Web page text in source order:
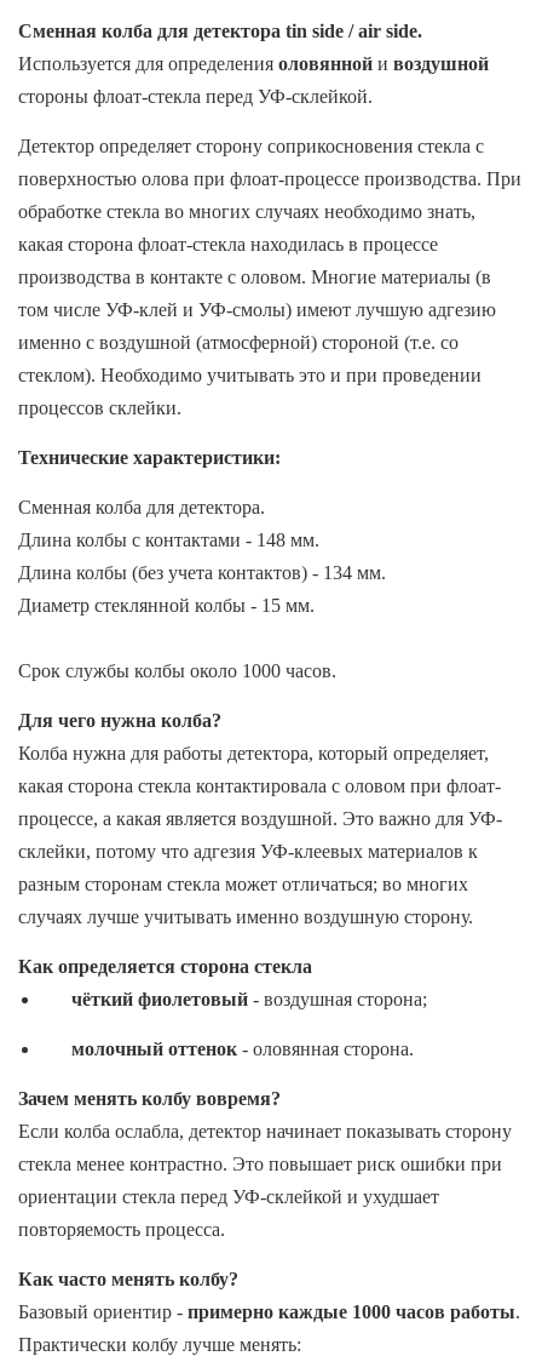
Сменная колба для детектора tin side / air side.
Используется для определения оловянной и воздушной
стороны флоат-стекла перед УФ-склейкой.
Детектор определяет сторону соприкосновения стекла с
поверхностью олова при флоат-процессе производства. При
обработке стекла во многих случаях необходимо знать,
какая сторона флоат-стекла находилась в процессе
производства в контакте с оловом. Многие материалы (в
том числе УФ-клей и УФ-смолы) имеют лучшую адгезию
именно с воздушной (атмосферной) стороной (т.е. со
стеклом). Необходимо учитывать это и при проведении
процессов склейки.
Технические характеристики:
Сменная колба для детектора.
Длина колбы с контактами - 148 мм.
Длина колбы (без учета контактов) - 134 мм.
Диаметр стеклянной колбы - 15 мм.
Срок службы колбы около 1000 часов.
Для чего нужна колба?
Колба нужна для работы детектора, который определяет,
какая сторона стекла контактировала с оловом при флоат-
процессе, а какая является воздушной. Это важно для УФ-
склейки, потому что адгезия УФ-клеевых материалов к
разным сторонам стекла может отличаться; во многих
случаях лучше учитывать именно воздушную сторону.
Как определяется сторона стекла
чёткий фиолетовый- воздушная сторона;
молочный оттенок- оловянная сторона.
Зачем менять колбу вовремя?
Если колба ослабла, детектор начинает показывать сторону
стекла менее контрастно. Это повышает риск ошибки при
ориентации стекла перед УФ-склейкой и ухудшает
повторяемость процесса.
Как часто менять колбу?
Базовый ориентир - примерно каждые 1000 часов работы.
Практически колбу лучше менять: